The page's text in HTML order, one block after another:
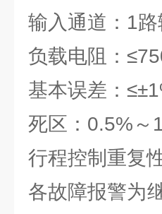
输入通道：1
负载电阻：
基本误差：
死区：0.5%～
行程控制重复
各故障报警为